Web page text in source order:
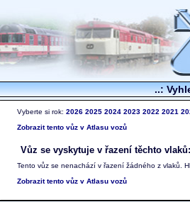
..:
Vyberte si rok: 2026 2025 2024 2023 2022 2021
Zobrazit tento vůz v Atlasu vozů
Vůz se vyskytuje v řazení těchto vlaků:
Tento vůz se nenachází v řazení žádného z vlaků.
Zobrazit tento vůz v Atlasu vozů